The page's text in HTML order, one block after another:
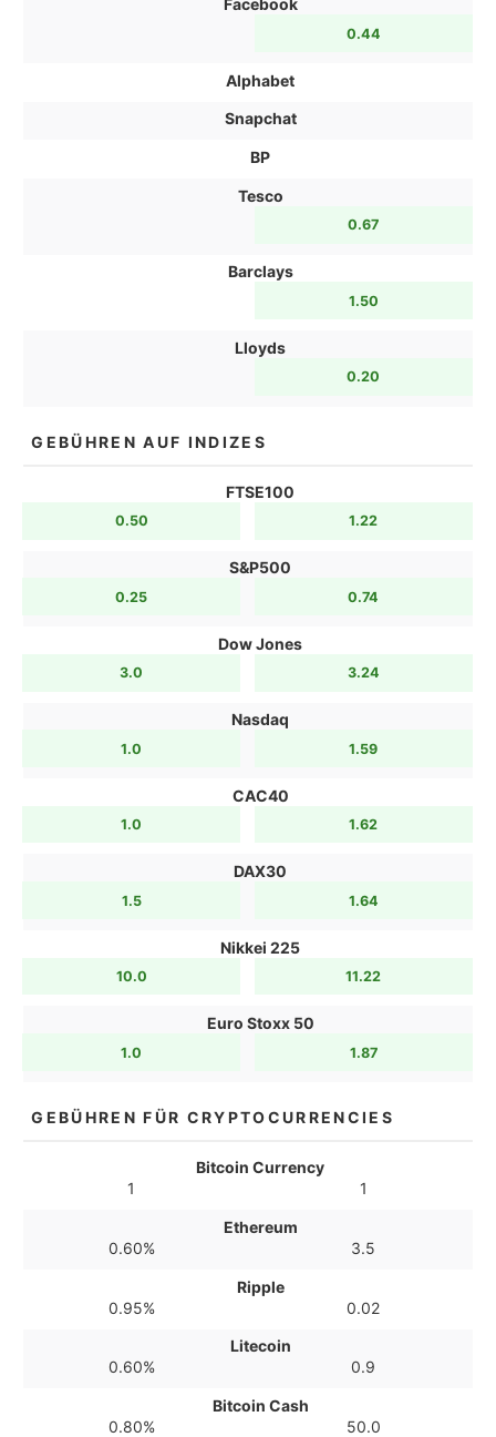
Facebook
0.44
Alphabet
Snapchat
BP
Tesco
0.67
Barclays
1.50
Lloyds
0.20
GEBÜHREN AUF INDIZES
FTSE100
0.50 1.22
S&P500
0.25 0.74
Dow Jones
3.0 3.24
Nasdaq
1.0 1.59
CAC40
1.0 1.62
DAX30
1.5 1.64
Nikkei 225
10.0 11.22
Euro Stoxx 50
1.0 1.87
GEBÜHREN FÜR CRYPTOCURRENCIES
Bitcoin Currency
1
1
Ethereum
0.60%
3.5
Ripple
0.95%
0.02
Litecoin
0.60%
0.9
Bitcoin Cash
0.80%
50.0